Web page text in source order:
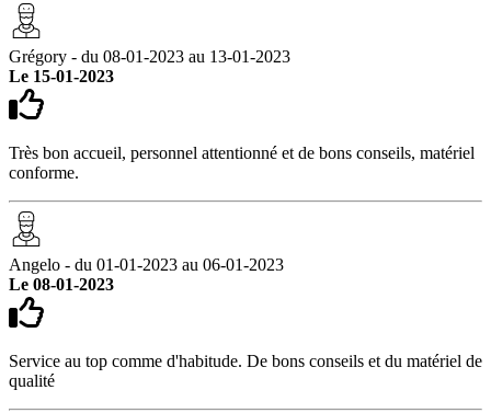
Grégory - du 08-01-2023 au 13-01-2023
Le 15-01-2023
Très bon accueil, personnel attentionné et de bons conseils, matériel
conforme.
Angelo - du 01-01-2023 au 06-01-2023
Le 08-01-2023
Service au top comme d'habitude. De bons conseils et du matériel de
qualité